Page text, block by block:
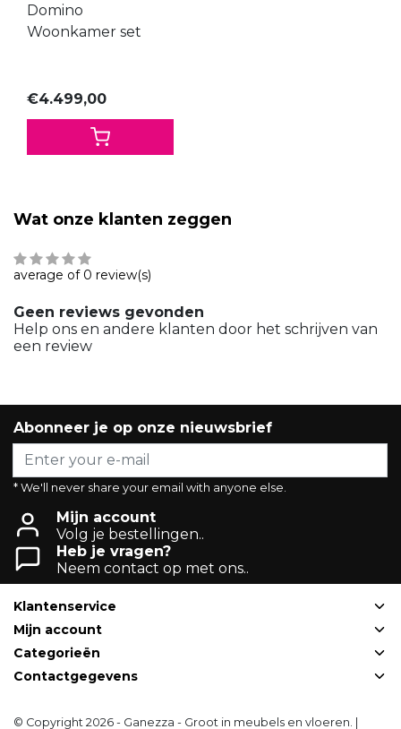
Domino
Woonkamer set
€4.499,00
Wat onze klanten zeggen
average of 0 review(s)
Geen reviews gevonden
Help ons en andere klanten door het schrijven van
een review
Abonneer je op onze nieuwsbrief
* We'll never share your email with anyone else.
Mijn account
Volg je bestellingen..
Heb je vragen?
Neem contact op met ons..
Klantenservice
Mijn account
Categorieën
Contactgegevens
© Copyright 2026 - Ganezza - Groot in meubels en vloeren. |